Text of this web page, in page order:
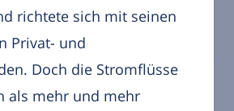
richtete sich mit seinen
Privat- und
Doch die Stromflüsse
als mehr und mehr